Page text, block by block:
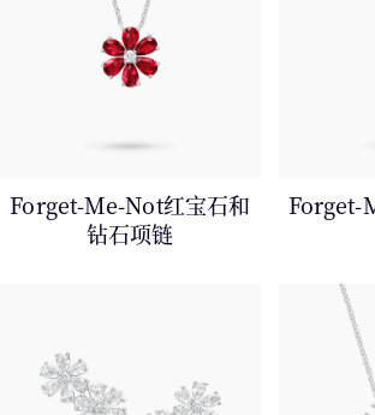
Forget-Me-Not红宝石和
钻石项链
Forget-